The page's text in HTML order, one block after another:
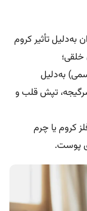
به‌دلیل تأثیر کروم
خلقی؛
به‌دلیل
تپش قلب و
کروم یا چرم
پوست.